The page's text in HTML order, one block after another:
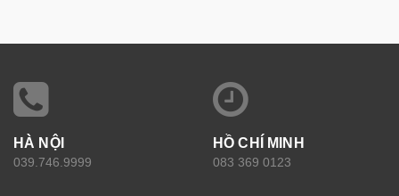
HÀ NỘI
039.746.9999
HỒ CHÍ MINH
083 369 0123